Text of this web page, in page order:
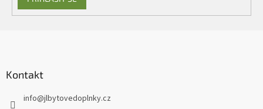
Kontakt
info@jlbytovedoplnky.cz